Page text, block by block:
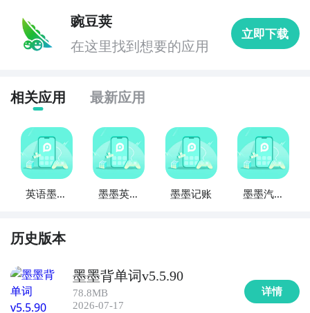
APP，包含了四级考试中常见的单词和短语，并提供了
详细的解释和例句。用户可以通过各种练习和测试来提
高单词记忆和应用能力。
5. 《六级英语单词宝典》：这款APP针对六级考试准
备，提供了高频单词和短语的背诵和练习。用户可以通
过不同的学习模式，如听写、选择和填空等，巩固单词
记忆。
6. 《托福词汇宝典》：为托福考试准备而设计的APP，
包含了托福考试中常见的单词和短语，并提供了详细的
词汇水平。
7. 《雅思英语单词宝典》：适用于雅思考试备考的
APP，提供了雅思考试所需的高频单词和短语。用户可
以通过听力、口语、阅读和写作等练习来巩固单词记忆
豌豆荚
在这里找到想要的应用
立即下载
相关应用 最新应用
英语墨墨
墨墨英语
墨墨记账
墨墨汽车
历史版本
墨墨背单词v5.5.90
78.8MB
2026-07-17
详情